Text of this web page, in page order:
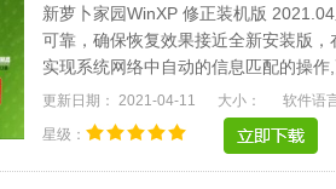
新萝卜家园WinXP 修正装机版
可靠，确保恢复效果接近全新安装版
实现系统网络中自动的信息匹配的操
统将更稳定，.....
更新日期： 2021-04-11 大小：
软件语
星级：